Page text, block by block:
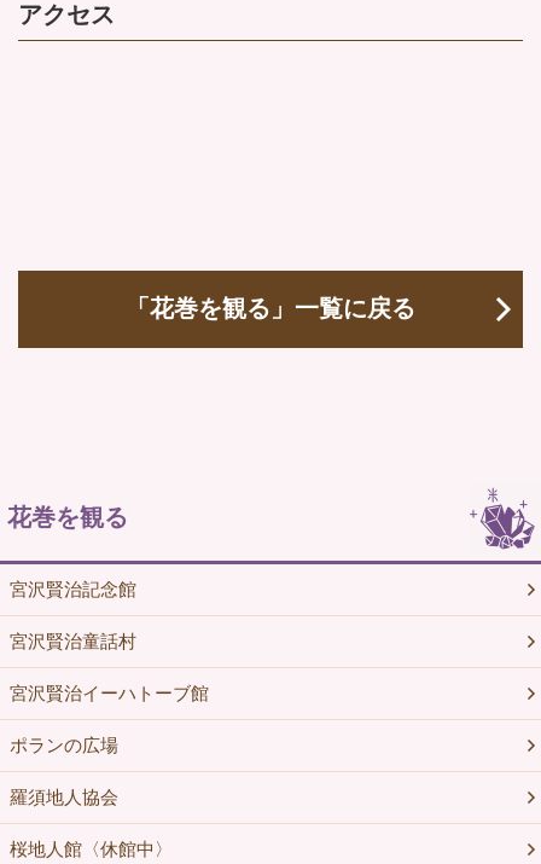
アクセス
「花巻を観る」一覧に戻る
花巻を観る
宮沢賢治記念館
宮沢賢治童話村
宮沢賢治イーハトーブ館
ポランの広場
羅須地人協会
桜地人館〈休館中〉